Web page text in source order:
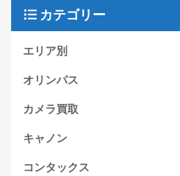
カテゴリー
エリア別
オリンパス
カメラ買取
キャノン
コンタックス